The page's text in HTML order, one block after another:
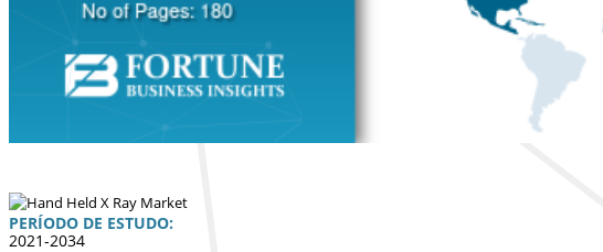
PERÍODO DE ESTUDO:
2021-2034